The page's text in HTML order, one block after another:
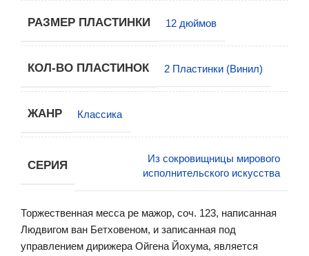
РАЗМЕР ПЛАСТИНКИ 12 дюймов
КОЛ-ВО ПЛАСТИНОК 2 Пластинки (Винил)
ЖАНР Классика
СЕРИЯ
Из сокровищницы мирового
исполнительского искусства
Торжественная месса ре мажор, соч. 123, написанная
Людвигом ван Бетховеном, и записанная под
управлением дирижера Ойгена Йохума, является